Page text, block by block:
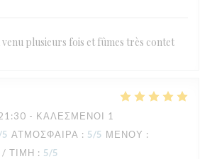
venu plusieurs fois et fûmes très contet
- ΚΑΛΕΣΜΈΝΟΙ 1
/5 ΑΤΜΌΣΦΑΙΡΑ : 5/5 ΜΕΝΟΎ :
ΤΙΜΉ : 5/5